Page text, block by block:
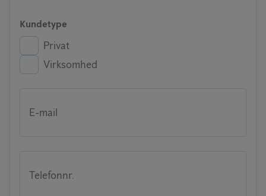
Kundetype
Privat
Virksomhed
E-mail
Telefonnr.